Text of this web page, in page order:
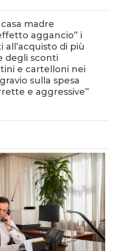
madre
aggancio” i
di più
degli sconti
e cartelloni nei
sulla spesa
e aggressive”